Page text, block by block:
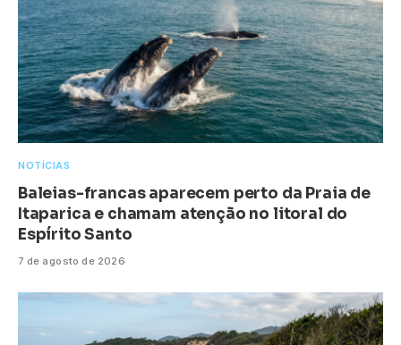
NOTÍCIAS
Baleias-francas aparecem perto da Praia de
Itaparica e chamam atenção no litoral do
Espírito Santo
7 de agosto de 2026